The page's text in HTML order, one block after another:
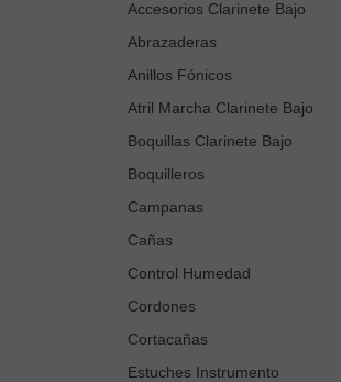
Accesorios Clarinete Bajo
Abrazaderas
Anillos Fónicos
Atril Marcha Clarinete Bajo
Boquillas Clarinete Bajo
Boquilleros
Campanas
Cañas
Control Humedad
Cordones
Cortacañas
Estuches Instrumento